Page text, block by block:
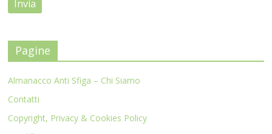
Pagine
Almanacco Anti Sfiga – Chi Siamo
Contatti
Copyright, Privacy & Cookies Policy